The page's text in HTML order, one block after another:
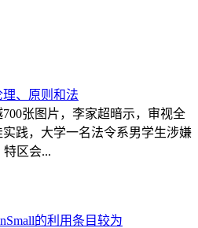
、原则和法
张图片，李家超暗示，审视全
践，大学一名法令系男学生涉嫌
区会...
的利用条目较为